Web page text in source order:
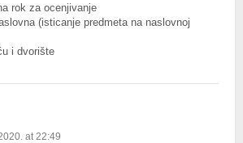
rok za ocenjivanje
(isticanje predmeta na naslovnoj
i dvorište
at 22:49